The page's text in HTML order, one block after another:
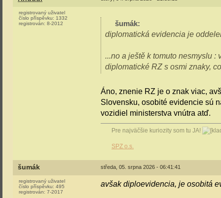
registrovaný uživatel
číslo příspěvku: 1332
registrován: 8-2012 šumák:
diplomatická evidencia je
...no a ještě k tomuto nesmyslu
diplomatické RZ s osmi znaky,
Áno, znenie RZ je o znak viac,
Slovensku, osobité evidencie sú
vozidiel ministerstva vnútra atď.
Pre najväčšie kuriozity som tu JA!
SPZ o.s.
šumák středa, 05. srpna 2026 - 06:41:41
registrovaný uživatel
číslo příspěvku: 495
registrován: 7-2017
avšak diploevidencia, je osobitá